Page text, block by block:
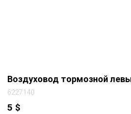
Воздуховод тормозной
6227140
5 $